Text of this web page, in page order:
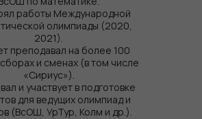
работы Международной
олимпиады (2020,
2021).
преподавал на более 100
и сменах (в том числе
«Сириус»).
и участвует в подготовке
для ведущих олимпиад и
(ВсОШ, УрТур, Колм и др.).